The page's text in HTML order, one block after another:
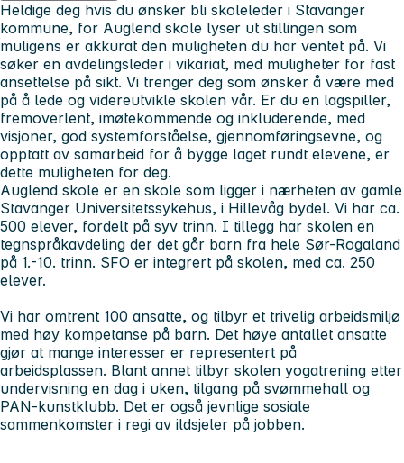
Heldige deg hvis du ønsker bli skoleleder i Stavanger
kommune, for Auglend skole lyser ut stillingen som
muligens er akkurat den muligheten du har ventet på. Vi
søker en avdelingsleder i vikariat, med muligheter for fast
ansettelse på sikt. Vi trenger deg som ønsker å være med
på å lede og videreutvikle skolen vår. Er du en lagspiller,
fremoverlent, imøtekommende og inkluderende, med
visjoner, god systemforståelse, gjennomføringsevne, og
opptatt av samarbeid for å bygge laget rundt elevene, er
dette muligheten for deg.
Auglend skole er en skole som ligger i nærheten av gamle
Stavanger Universitetssykehus, i Hillevåg bydel. Vi har ca.
500 elever, fordelt på syv trinn. I tillegg har skolen en
tegnspråkavdeling der det går barn fra hele Sør-Rogaland
på 1.-10. trinn. SFO er integrert på skolen, med ca. 250
elever.
Vi har omtrent 100 ansatte, og tilbyr et trivelig arbeidsmiljø
med høy kompetanse på barn. Det høye antallet ansatte
gjør at mange interesser er representert på
arbeidsplassen. Blant annet tilbyr skolen yogatrening etter
undervisning en dag i uken, tilgang på svømmehall og
PAN-kunstklubb. Det er også jevnlige sosiale
sammenkomster i regi av ildsjeler på jobben.